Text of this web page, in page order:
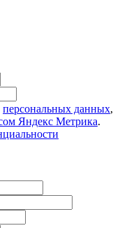
персональных данных,
Яндекс Метрика.